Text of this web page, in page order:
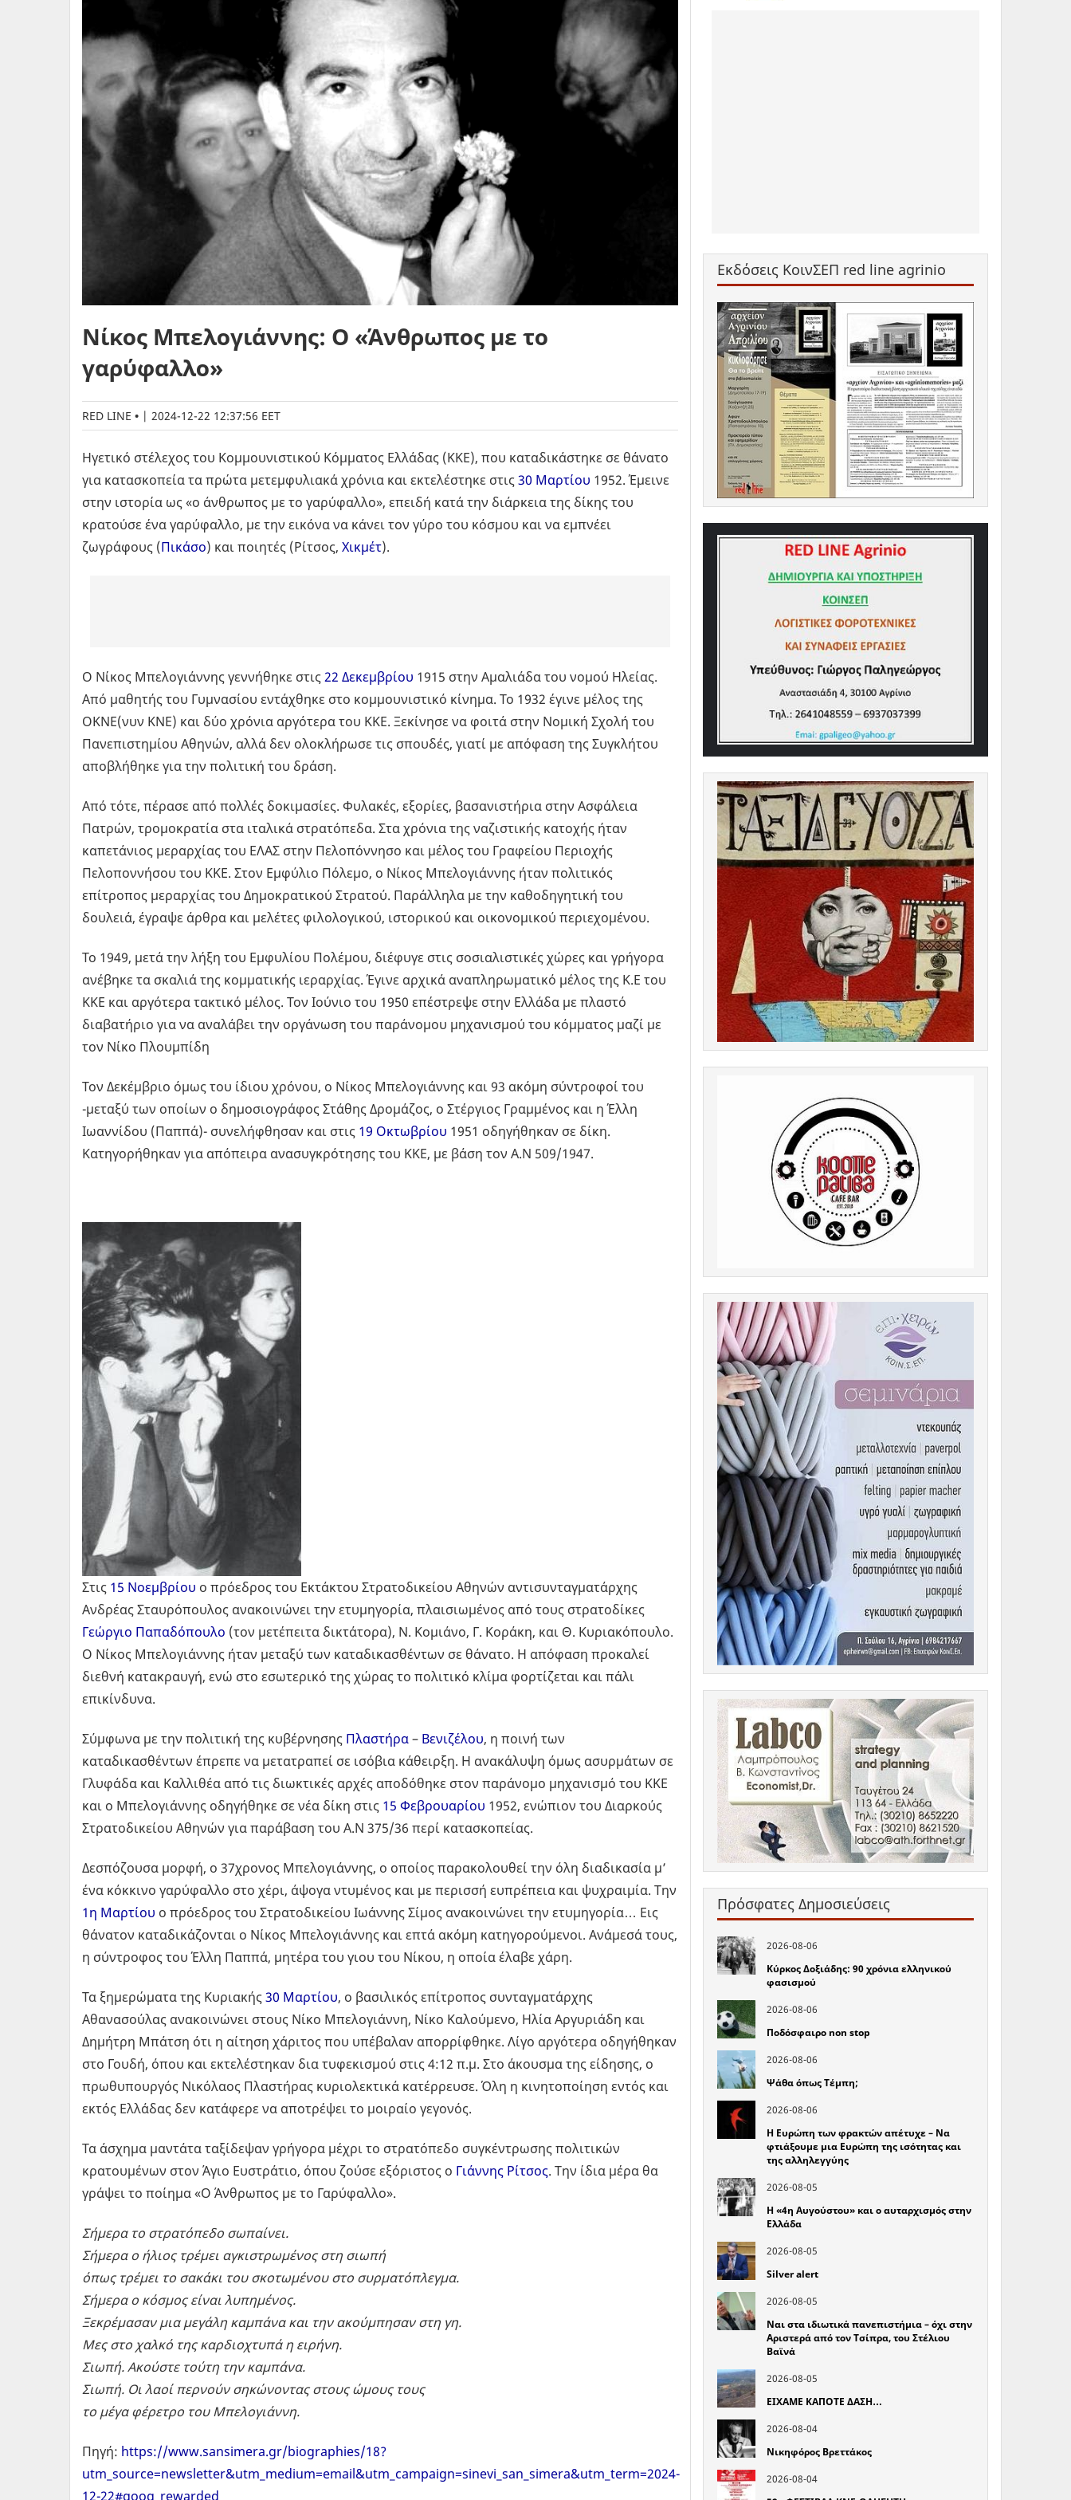
Νίκος Μπελογιάννης: Ο «Άνθρωπος με το
γαρύφαλλο»
RED LINE | 2024-12-22 12:37:56 EET
Ηγετικό στέλεχος του Κομμουνιστικού Κόμματος Ελλάδας (ΚΚΕ), που καταδικάστηκε σε θάνατο
για κατασκοπεία τα πρώτα μετεμφυλιακά χρόνια και εκτελέστηκε στις30 Μαρτίου 1952. Έμεινε
στην ιστορία ως «ο άνθρωπος με το γαρύφαλλο», επειδή κατά την διάρκεια της δίκης του
κρατούσε ένα γαρύφαλλο, με την εικόνα να κάνει τον γύρο του κόσμου και να εμπνέει
ζωγράφους (Πικάσο) και ποιητές (Ρίτσος, Χικμέτ).
Ο Νίκος Μπελογιάννης γεννήθηκε στις22 Δεκεμβρίου 1915 στην Αμαλιάδα του νομού Ηλείας.
Από μαθητής του Γυμνασίου εντάχθηκε στο κομμουνιστικό κίνημα. Το 1932 έγινε μέλος της
ΟΚΝΕ(νυν ΚΝΕ) και δύο χρόνια αργότερα του ΚΚΕ. Ξεκίνησε να φοιτά στην Νομική Σχολή του
Πανεπιστημίου Αθηνών, αλλά δεν ολοκλήρωσε τις σπουδές, γιατί με απόφαση της Συγκλήτου
αποβλήθηκε για την πολιτική του δράση.
Από τότε, πέρασε από πολλές δοκιμασίες. Φυλακές, εξορίες, βασανιστήρια στην Ασφάλεια
Πατρών, τρομοκρατία στα ιταλικά στρατόπεδα. Στα χρόνια της ναζιστικής κατοχής ήταν
καπετάνιος μεραρχίας του ΕΛΑΣ στην Πελοπόννησο και μέλος του Γραφείου Περιοχής
Πελοποννήσου του ΚΚΕ. Στον Εμφύλιο Πόλεμο, ο Νίκος Μπελογιάννης ήταν πολιτικός
επίτροπος μεραρχίας του Δημοκρατικού Στρατού. Παράλληλα με την καθοδηγητική του
δουλειά, έγραψε άρθρα και μελέτες φιλολογικού, ιστορικού και οικονομικού περιεχομένου.
Το 1949, μετά την λήξη του Εμφυλίου Πολέμου, διέφυγε στις σοσιαλιστικές χώρες και γρήγορα
ανέβηκε τα σκαλιά της κομματικής ιεραρχίας. Έγινε αρχικά αναπληρωματικό μέλος της Κ.Ε του
ΚΚΕ και αργότερα τακτικό μέλος. Τον Ιούνιο του 1950 επέστρεψε στην Ελλάδα με πλαστό
διαβατήριο για να αναλάβει την οργάνωση του παράνομου μηχανισμού του κόμματος μαζί με
τον Νίκο Πλουμπίδη
Τον Δεκέμβριο όμως του ίδιου χρόνου, ο Νίκος Μπελογιάννης και 93 ακόμη σύντροφοί του
-μεταξύ των οποίων ο δημοσιογράφος Στάθης Δρομάζος, ο Στέργιος Γραμμένος και η Έλλη
Ιωαννίδου (Παππά)- συνελήφθησαν και στις 19 Οκτωβρίου 1951 οδηγήθηκαν σε δίκη.
Κατηγορήθηκαν για απόπειρα ανασυγκρότησης του ΚΚΕ, με βάση τον Α.Ν 509/1947.
Στις 15 Νοεμβρίου ο πρόεδρος του Εκτάκτου Στρατοδικείου Αθηνών αντισυνταγματάρχης
Ανδρέας Σταυρόπουλος ανακοινώνει την ετυμηγορία, πλαισιωμένος από τους στρατοδίκες
Γεώργιο Παπαδόπουλο (τον μετέπειτα δικτάτορα), Ν. Κομιάνο, Γ. Κοράκη, και Θ. Κυριακόπουλο.
Ο Νίκος Μπελογιάννης ήταν μεταξύ των καταδικασθέντων σε θάνατο. Η απόφαση προκαλεί
διεθνή κατακραυγή, ενώ στο εσωτερικό της χώρας το πολιτικό κλίμα φορτίζεται και πάλι
επικίνδυνα.
Σύμφωνα με την πολιτική της κυβέρνησης Πλαστήρα– Βενιζέλου, η ποινή των
καταδικασθέντων έπρεπε να μετατραπεί σε ισόβια κάθειρξη. Η ανακάλυψη όμως ασυρμάτων σε
Γλυφάδα και Καλλιθέα από τις διωκτικές αρχές αποδόθηκε στον παράνομο μηχανισμό του ΚΚΕ
και ο Μπελογιάννης οδηγήθηκε σε νέα δίκη στις 15 Φεβρουαρίου 1952, ενώπιον του Διαρκούς
Στρατοδικείου Αθηνών για παράβαση του Α.Ν 375/36 περί κατασκοπείας.
Δεσπόζουσα μορφή, ο 37χρονος Μπελογιάννης, ο οποίος παρακολουθεί την όλη διαδικασία μ’
ένα κόκκινο γαρύφαλλο στο χέρι, άψογα ντυμένος και με περισσή ευπρέπεια και ψυχραιμία. Την
1η Μαρτίου ο πρόεδρος του Στρατοδικείου Ιωάννης Σίμος ανακοινώνει την ετυμηγορία… Εις
θάνατον καταδικάζονται ο Νίκος Μπελογιάννης και επτά ακόμη κατηγορούμενοι. Ανάμεσά τους,
η σύντροφος του Έλλη Παππά, μητέρα του γιου του Νίκου, η οποία έλαβε χάρη.
Τα ξημερώματα της Κυριακής30 Μαρτίου, ο βασιλικός επίτροπος συνταγματάρχης
Αθανασούλας ανακοινώνει στους Νίκο Μπελογιάννη, Νίκο Καλούμενο, Ηλία Αργυριάδη και
Δημήτρη Μπάτση ότι η αίτηση χάριτος που υπέβαλαν απορρίφθηκε. Λίγο αργότερα οδηγήθηκαν
στο Γουδή, όπου και εκτελέστηκαν δια τυφεκισμού στις 4:12 π.μ. Στο άκουσμα της είδησης, ο
πρωθυπουργός Νικόλαος Πλαστήρας κυριολεκτικά κατέρρευσε. Όλη η κινητοποίηση εντός και
εκτός Ελλάδας δεν κατάφερε να αποτρέψει το μοιραίο γεγονός.
Τα άσχημα μαντάτα ταξίδεψαν γρήγορα μέχρι το στρατόπεδο συγκέντρωσης πολιτικών
κρατουμένων στον Άγιο Ευστράτιο, όπου ζούσε εξόριστος ο Γιάννης Ρίτσος. Την ίδια μέρα θα
γράψει το ποίημα «Ο Άνθρωπος με το Γαρύφαλλο».
Σήμερα το στρατόπεδο σωπαίνει.
Σήμερα ο ήλιος τρέμει αγκιστρωμένος στη σιωπή
όπως τρέμει το σακάκι του σκοτωμένου στο συρματόπλεγμα.
Σήμερα ο κόσμος είναι λυπημένος.
Ξεκρέμασαν μια μεγάλη καμπάνα και την ακούμπησαν στη γη.
Μες στο χαλκό της καρδιοχτυπά η ειρήνη.
Σιωπή. Ακούστε τούτη την καμπάνα.
Σιωπή. Οι λαοί περνούν σηκώνοντας στους ώμους τους
το μέγα φέρετρο του Μπελογιάννη.
Πηγή: https://www.sansimera.gr/biographies/18?
utm_source=newsletter&utm_medium=email&utm_campaign=sinevi_san_simera&utm_term=2024-
12-22#goog_rewarded
Εκδόσεις ΚοινΣΕΠ red line agrinio
Πρόσφατες Δημοσιεύσεις
2026-08-06
Κύρκος Δοξιάδης: 90 χρόνια ελληνικού
φασισμού
2026-08-06
Ποδόσφαιρο non stop
2026-08-06
Ψάθα όπως Τέμπη;
2026-08-06
Η Ευρώπη των φρακτών απέτυχε – Να
φτιάξουμε μια Ευρώπη της ισότητας και
της αλληλεγγύης
2026-08-05
Η «4η Αυγούστου» και ο αυταρχισμός στην
Ελλάδα
2026-08-05
Silver alert
2026-08-05
Ναι στα ιδιωτικά πανεπιστήμια – όχι στην
Αριστερά από τον Τσίπρα, του Στέλιου
Βαϊνά
2026-08-05
ΕΙΧΑΜΕ ΚΑΠΟΤΕ ΔΑΣΗ…
2026-08-04
Νικηφόρος Βρεττάκος
2026-08-04